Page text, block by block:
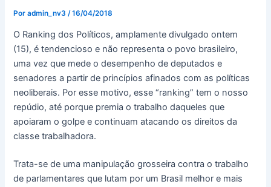
Poradmin_nv3/16/04/2018
O Ranking dos Políticos, amplamente divulgado ontem
(15), é tendencioso e não representa o povo brasileiro,
uma vez que mede o desempenho de deputados e
senadores a partir de princípios afinados com as políticas
neoliberais. Por esse motivo, esse “ranking” tem o nosso
repúdio, até porque premia o trabalho daqueles que
apoiaram o golpe e continuam atacando os direitos da
classe trabalhadora.
Trata-se de uma manipulação grosseira contra o trabalho
de parlamentares que lutam por um Brasil melhor e mais